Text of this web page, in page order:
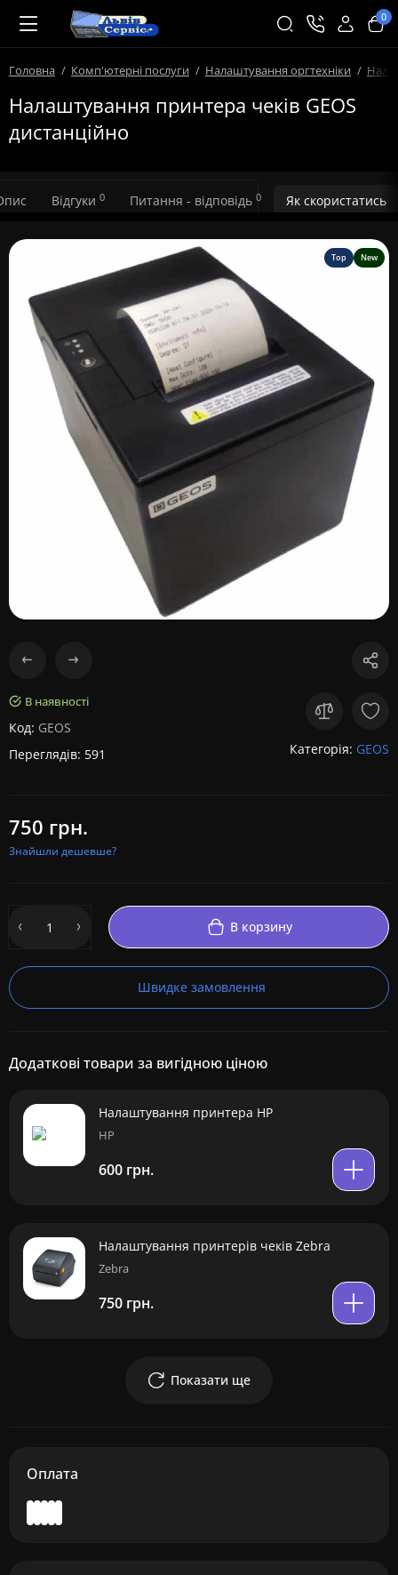
0
Головна Комп'ютерні послуги Налаштування оргтехніки
Налаштування принтера чеків GEOS
дистанційно
Відгуки 0 Питання - відповідь 0 Як скористатись
Top New
В наявності
Код: GEOS
Переглядів: 591
Категорія: GEOS
750 грн.
Знайшли дешевше?
В корзину
Швидке замовлення
Додаткові товари за вигідною ціною
Налаштування принтера HP
HP
600 грн.
Налаштування принтерів чеків Zebra
Zebra
750 грн.
Показати ще
Оплата